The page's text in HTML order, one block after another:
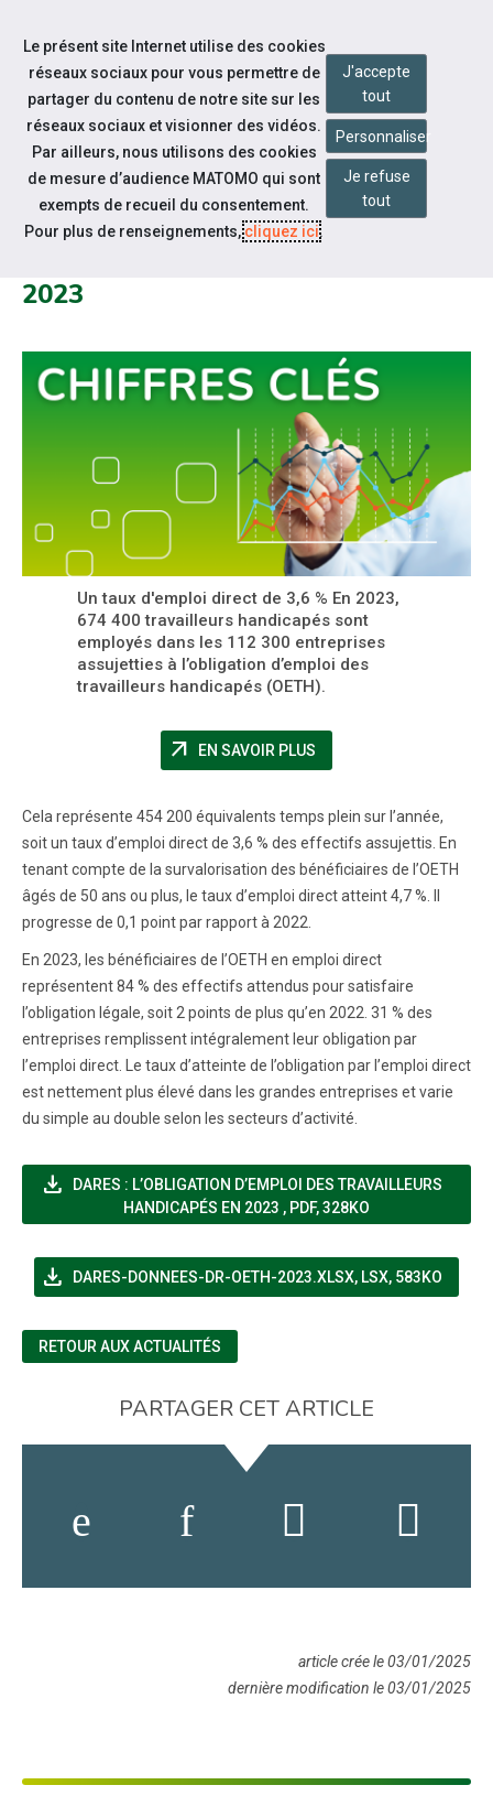
Aller au contenu
Notre actualité
L’OBLIGATION D’EMPLOI DES
2023
Un taux d'emploi direct de 3,6 % En 2023,
674 400 travailleurs handicapés sont
employés dans les 112 300 entreprises
assujetties à l’obligation d’emploi des
travailleurs handicapés (OETH).
arrow_outward EN SAVOIR PLUS
Cela représente 454 200 équivalents temps plein sur l’année,
soit un taux d’emploi direct de 3,6 % des effectifs assujettis. En
tenant compte de la survalorisation des bénéficiaires de l’OETH
âgés de 50 ans ou plus, le taux d’emploi direct atteint 4,7 %. Il
progresse de 0,1 point par rapport à 2022.
En 2023, les bénéficiaires de l’OETH en emploi direct
représentent 84 % des effectifs attendus pour satisfaire
l’obligation légale, soit 2 points de plus qu’en 2022. 31 % des
entreprises remplissent intégralement leur obligation par
l’emploi direct. Le taux d’atteinte de l’obligation par l’emploi direct
est nettement plus élevé dans les grandes entreprises et varie
du simple au double selon les secteurs d’activité.
file_download
DARES : L’OBLIGATION D’EMPLOI DES TRAVAILLEURS
HANDICAPÉS EN 2023
(NOUVELLE FENÊTRE)
, PDF, 328KO
file_download DARES-DONNEES-DR-OETH-2023.XLSX(NOUVELLE
, LSX, 583KO
RETOUR AUX ACTUALITÉS
PARTAGER CET ARTICLE
article crée le 03/01/2025
dernière modification le 03/01/2025
Le présent site Internet utilise des cookies
réseaux sociaux pour vous permettre de
partager du contenu de notre site sur les
réseaux sociaux et visionner des vidéos.
Par ailleurs, nous utilisons des cookies
de mesure d’audience MATOMO qui sont
exempts de recueil du consentement.
Pour plus de renseignements,cliquez ici.
J'accepte
tout
Personnaliser
Je refuse
tout